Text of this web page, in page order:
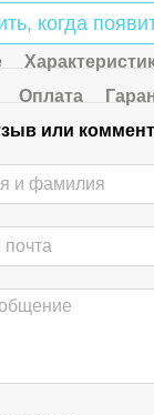
когда
Оплата
или